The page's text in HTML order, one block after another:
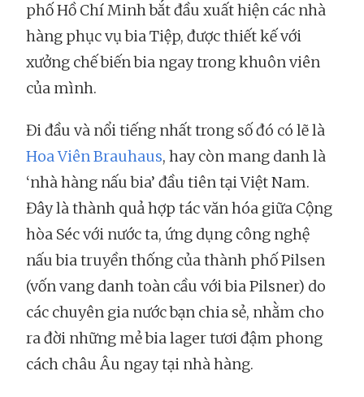
phố Hồ Chí Minh bắt đầu xuất hiện các nhà
hàng phục vụ bia Tiệp, được thiết kế với
xưởng chế biến bia ngay trong khuôn viên
của mình.
Đi đầu và nổi tiếng nhất trong số đó có lẽ là
Hoa Viên Brauhaus, hay còn mang danh là
‘nhà hàng nấu bia’ đầu tiên tại Việt Nam.
Đây là thành quả hợp tác văn hóa giữa Cộng
hòa Séc với nước ta, ứng dụng công nghệ
nấu bia truyền thống của thành phố Pilsen
(vốn vang danh toàn cầu với bia Pilsner) do
các chuyên gia nước bạn chia sẻ, nhằm cho
ra đời những mẻ bia lager tươi đậm phong
cách châu Âu ngay tại nhà hàng.